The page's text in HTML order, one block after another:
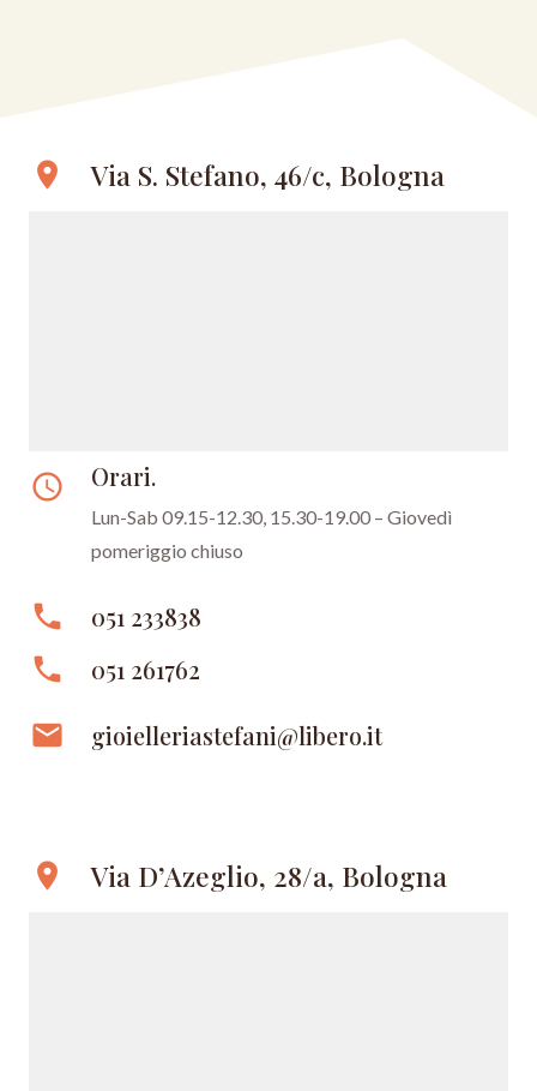
location_on Via S. Stefano, 46/c, Bologna
access_time Orari.
Lun-Sab 09.15-12.30, 15.30-19.00 – Giovedì
pomeriggio chiuso
phone 051 233838
phone 051 261762
email gioielleriastefani@libero.it
location_on Via D’Azeglio, 28/a, Bologna